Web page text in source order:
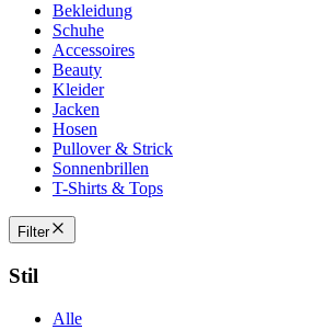
Bekleidung
Schuhe
Accessoires
Beauty
Kleider
Jacken
Hosen
Pullover & Strick
Sonnenbrillen
T-Shirts & Tops
Filter
Stil
Alle